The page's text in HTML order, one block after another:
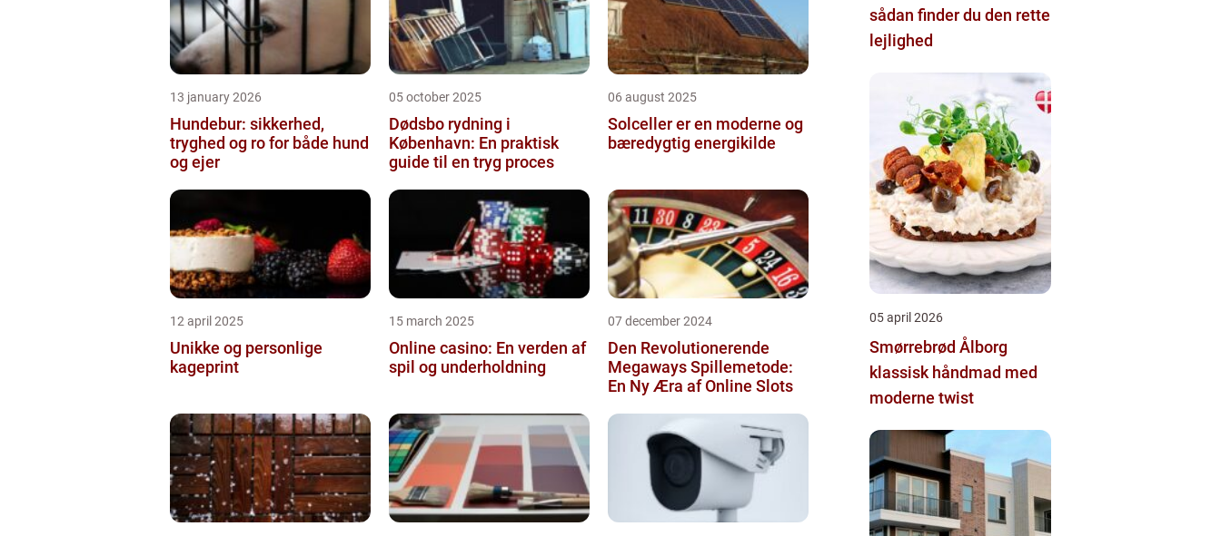
13 january 2026
Hundebur: sikkerhed,
tryghed og ro for både hund
og ejer
05 october 2025
Dødsbo rydning i
København: En praktisk
guide til en tryg proces
06 august 2025
Solceller er en moderne og
bæredygtig energikilde
12 april 2025
Unikke og personlige
kageprint
15 march 2025
Online casino: En verden af
spil og underholdning
07 december 2024
Den Revolutionerende
Megaways Spillemetode:
En Ny Æra af Online Slots
sådan finder du den rette
lejlighed
05 april 2026
Smørrebrød Ålborg
klassisk håndmad med
moderne twist